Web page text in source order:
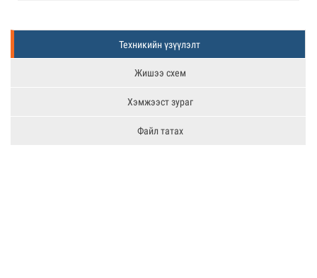
Техникийн үзүүлэлт
Жишээ схем
Хэмжээст зураг
Файл татах